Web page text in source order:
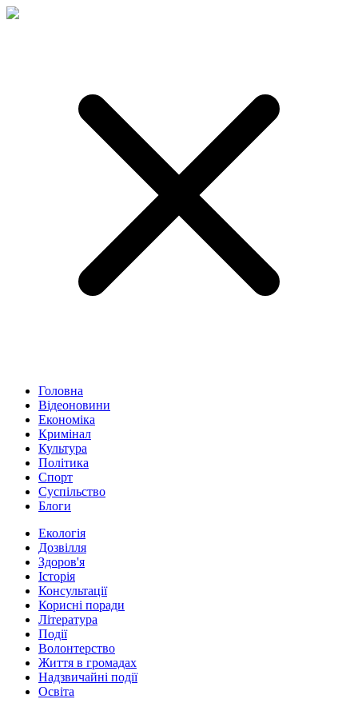
Головна
Відеоновини
Економіка
Кримінал
Культура
Політика
Спорт
Суспільство
Блоги
Екологія
Дозвілля
Здоров'я
Історія
Консультації
Корисні поради
Література
Події
Волонтерство
Життя в громадах
Надзвичайні події
Освіта